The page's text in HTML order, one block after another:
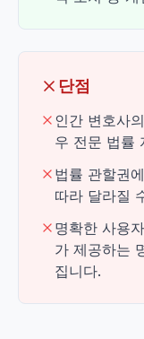
단점
인간 변호사
우 전문 법률
법률 관할권
따라 달라질
명확한 사용
가 제공하는
집니다.